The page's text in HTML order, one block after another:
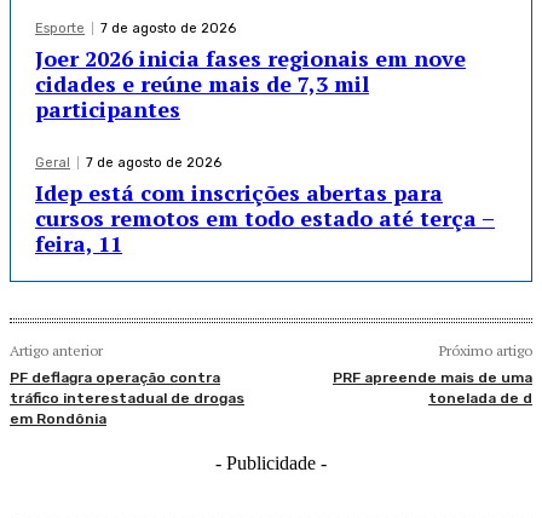
Esporte 7 de agosto de 2026
Joer 2026 inicia fases regionais em nove
cidades e reúne mais de 7,3 mil
participantes
Geral 7 de agosto de 2026
Idep está com inscrições abertas para
cursos remotos em todo estado até terça –
feira, 11
Artigo anterior
PF deflagra operação contra
tráfico interestadual de drogas
em Rondônia
Próximo artigo
PRF apreende mais de uma
tonelada de d
- Publicidade -